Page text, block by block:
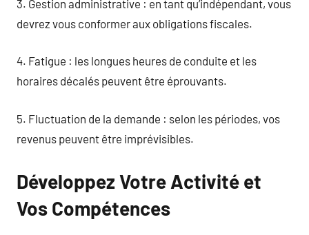
3. Gestion administrative : en tant qu’indépendant, vous
devrez vous conformer aux obligations fiscales.
4. Fatigue : les longues heures de conduite et les
horaires décalés peuvent être éprouvants.
5. Fluctuation de la demande : selon les périodes, vos
revenus peuvent être imprévisibles.
Développez Votre Activité et
Vos Compétences